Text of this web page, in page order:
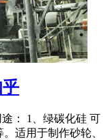
： 1、绿碳化硅 可
适用于制作砂轮、